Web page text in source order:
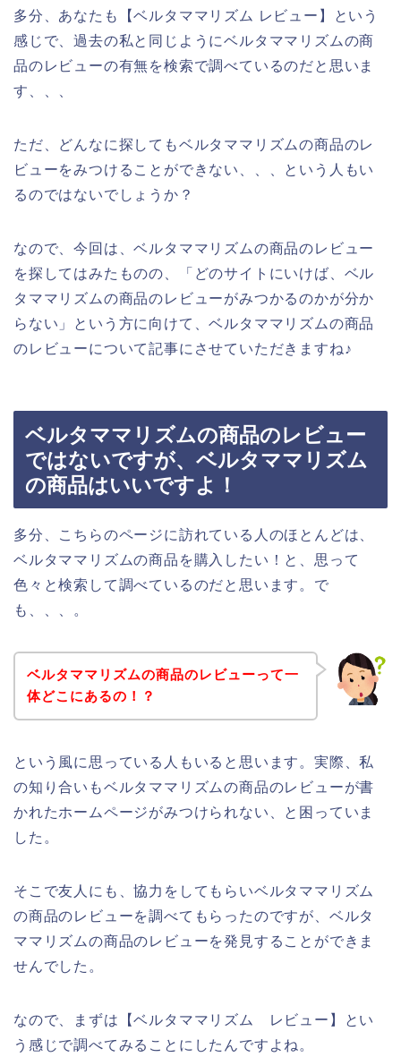
多分、あなたも【ベルタママリズム レビュー】という
感じで、過去の私と同じようにベルタママリズムの商
品のレビューの有無を検索で調べているのだと思いま
す、、、
ただ、どんなに探してもベルタママリズムの商品のレ
ビューをみつけることができない、、、という人もい
るのではないでしょうか？
なので、今回は、ベルタママリズムの商品のレビュー
を探してはみたものの、「どのサイトにいけば、ベル
タママリズムの商品のレビューがみつかるのかが分か
らない」という方に向けて、ベルタママリズムの商品
のレビューについて記事にさせていただきますね♪
ベルタママリズムの商品のレビュー
ではないですが、ベルタママリズム
の商品はいいですよ！
多分、こちらのページに訪れている人のほとんどは、
ベルタママリズムの商品を購入したい！と、思って
色々と検索して調べているのだと思います。で
も、、、。
ベルタママリズムの商品のレビューって一
体どこにあるの！？
という風に思っている人もいると思います。実際、私
の知り合いもベルタママリズムの商品のレビューが書
かれたホームページがみつけられない、と困っていま
した。
そこで友人にも、協力をしてもらいベルタママリズム
の商品のレビューを調べてもらったのですが、ベルタ
ママリズムの商品のレビューを発見することができま
せんでした。
なので、まずは【ベルタママリズム レビュー】とい
う感じで調べてみることにしたんですよね。